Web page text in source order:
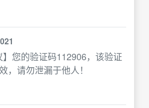
】您的验证码112906，该验证
，请勿泄漏于他人！